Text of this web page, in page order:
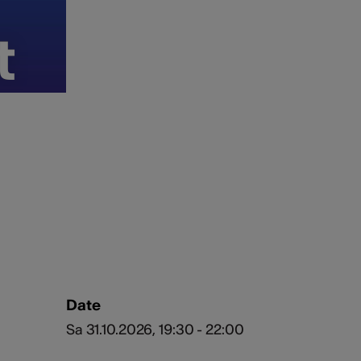
Date
Sa 31.10.2026, 19:30 - 22:00